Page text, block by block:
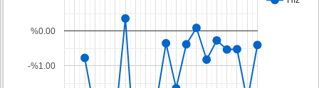
-%1.00
%0.00